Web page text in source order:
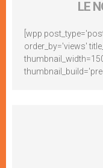
LE
[wpp
order_by='views'